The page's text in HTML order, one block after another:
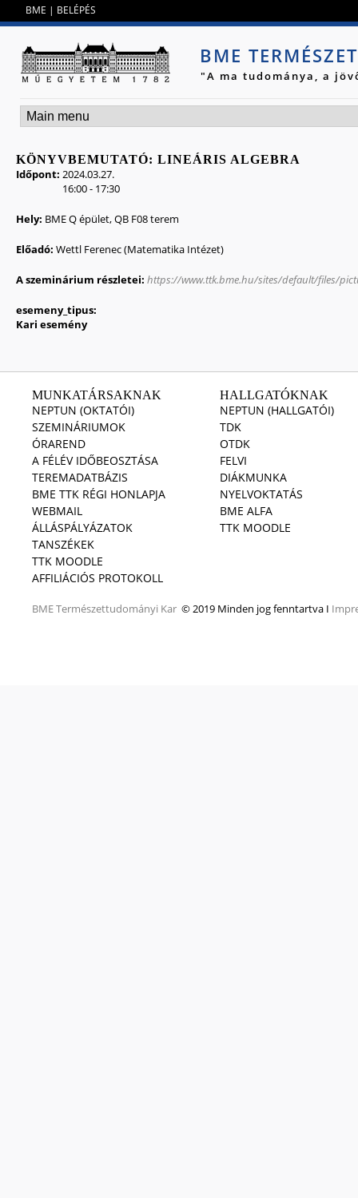
BME | BELÉPÉS
BME
"A ma tudománya, a
KÖNYVBEMUTATÓ: LINEÁRIS ALGEBRA
Időpont: 2024.03.27.
16:00- 17:30
Hely: BME Q épület, QB F08 terem
Előadó: Wettl Ferenec (Matematika Intézet)
A szeminárium részletei: https://www.ttk.bme.hu/sites/default/files/
esemeny_tipus:
Kari esemény
MUNKATÁRSAKNAK
NEPTUN (OKTATÓI)
SZEMINÁRIUMOK
ÓRAREND
A FÉLÉV IDŐBEOSZTÁSA
TEREMADATBÁZIS
BME TTK RÉGI HONLAPJA
WEBMAIL
ÁLLÁSPÁLYÁZATOK
TANSZÉKEK
TTK MOODLE
AFFILIÁCIÓS PROTOKOLL
BMETermészettudományi Kar © 2019 Minden jog fenntartva I
HALLGATÓKNAK
NEPTUN (HALLGATÓI)
TDK
OTDK
FELVI
DIÁKMUNKA
NYELVOKTATÁS
BME ALFA
TTK MOODLE